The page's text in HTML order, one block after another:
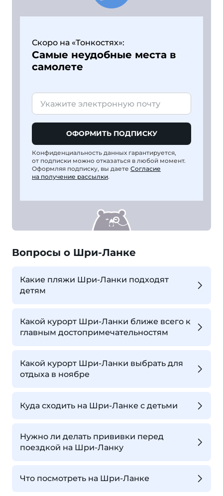
Скоро на «Тонкостях»:
Самые неудобные места в
самолете
ОФОРМИТЬ ПОДПИСКУ
Конфиденциальность данных гарантируется,
от подписки можно отказаться в любой момент.
Оформляя подписку, вы даете Согласие
на получение рассылки.
Вопросы о Шри-Ланке
Какие пляжи Шри-Ланки подходят
детям
Какой курорт Шри-Ланки ближе всего к
главным достопримечательностям
Какой курорт Шри-Ланки выбрать для
отдыха в ноябре
Куда сходить на Шри-Ланке с детьми
Нужно ли делать прививки перед
поездкой на Шри-Ланку
Что посмотреть на Шри-Ланке